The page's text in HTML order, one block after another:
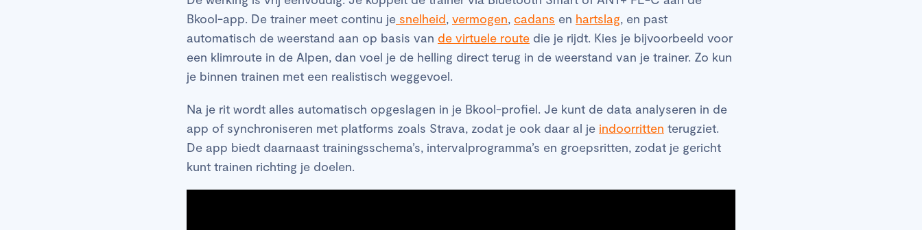
Bkool-app. De trainer meet continu je snelheid, vermogen, cadans en hartslag, en past
automatisch de weerstand aan op basis van de virtuele route die je rijdt. Kies je bijvoorbeeld voor
een klimroute in de Alpen, dan voel je de helling direct terug in de weerstand van je trainer. Zo kun
je binnen trainen met een realistisch weggevoel.
Na je rit wordt alles automatisch opgeslagen in je Bkool-profiel. Je kunt de data analyseren in de
app of synchroniseren met platforms zoals Strava, zodat je ook daar al je indoorritten terugziet.
De app biedt daarnaast trainingsschema’s, intervalprogramma’s en groepsritten, zodat je gericht
kunt trainen richting je doelen.